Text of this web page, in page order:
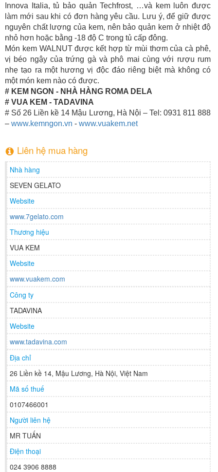
Innova Italia, tủ bảo quản Techfrost, …và kem luôn được
làm mới sau khi có đơn hàng yêu cầu. Lưu ý, để giữ được
nguyên chất lượng của kem, nên bảo quản kem ở nhiệt độ
nhỏ hơn hoặc bằng -18 độ C trong tủ cấp đông.
Món kem WALNUT được kết hợp từ mùi thơm của cà phê,
vị béo ngậy của trứng gà và phô mai cùng với rượu rum
nhẹ tạo ra một hương vị độc đáo riêng biệt mà không có
một món kem nào có được.
# KEM NGON - NHÀ HÀNG ROMA DELA
# VUA KEM - TADAVINA
# Số 26 Liền kề 14 Mậu Lương, Hà Nội – Tel: 0931 811 888
– www.kemngon.vn - www.vuakem.net
Liên hệ mua hàng
Nhà hàng
SEVEN GELATO
Website
www.7gelato.com
Thương hiệu
VUA KEM
Website
www.vuakem.com
Công ty
TADAVINA
Website
www.tadavina.com
Địa chỉ
26 Liền kề 14, Mậu Lương, Hà Nội, Việt Nam
Mã số thuế
0107466001
Người liên hệ
MR TUẤN
Điện thoại
024 3906 8888